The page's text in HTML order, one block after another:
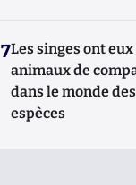
7Les singes ont
animaux de
dans le monde
espèces